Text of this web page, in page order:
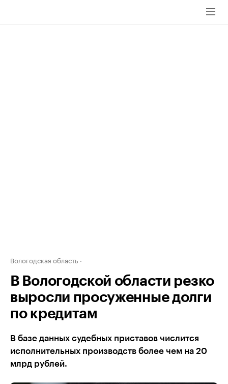
Вологодская область
В Вологодской области резко
выросли просуженные долги
по кредитам
В базе данных судебных приставов числится
исполнительных производств более чем на 20
млрд рублей.